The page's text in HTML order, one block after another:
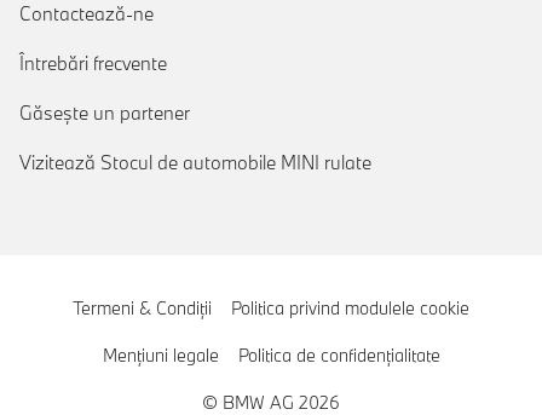
Contactează-ne
Întrebări frecvente
Găseşte un partener
Vizitează Stocul de automobile MINI rulate
Termeni & Condiţii Politica privind modulele cookie
Menţiuni legale Politica de confidenţialitate
© BMW AG 2026